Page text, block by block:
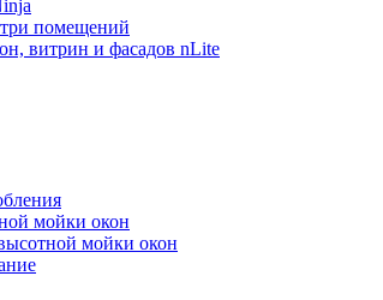
помещений
витрин и фасадов nLite
мойки окон
мойки окон